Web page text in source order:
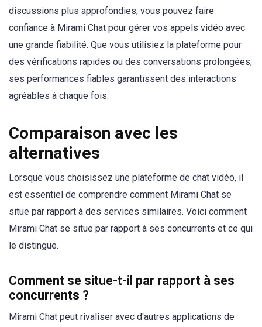
discussions plus approfondies, vous pouvez faire
confiance à Mirami Chat pour gérer vos appels vidéo avec
une grande fiabilité. Que vous utilisiez la plateforme pour
des vérifications rapides ou des conversations prolongées,
ses performances fiables garantissent des interactions
agréables à chaque fois.
Comparaison avec les
alternatives
Lorsque vous choisissez une plateforme de chat vidéo, il
est essentiel de comprendre comment Mirami Chat se
situe par rapport à des services similaires. Voici comment
Mirami Chat se situe par rapport à ses concurrents et ce qui
le distingue.
Comment se situe-t-il par rapport à ses
concurrents ?
Mirami Chat peut rivaliser avec d'autres applications de